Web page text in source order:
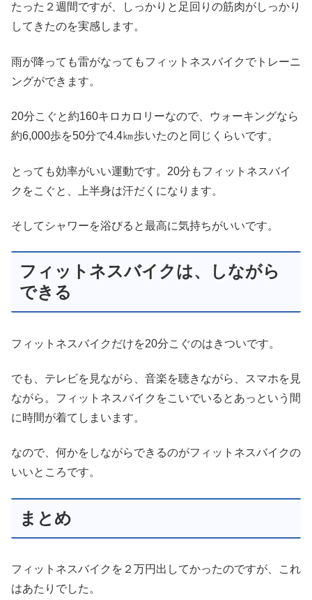
たった２週間ですが、しっかりと足回りの筋肉がしっかり
してきたのを実感します。
雨が降っても雷がなってもフィットネスバイクでトレーニ
ングができます。
20分こぐと約160キロカロリーなので、ウォーキングなら
約6,000歩を50分で4.4㎞歩いたのと同じくらいです。
とっても効率がいい運動です。20分もフィットネスバイ
クをこぐと、上半身は汗だくになります。
そしてシャワーを浴びると最高に気持ちがいいです。
フィットネスバイクは、しながら
できる
フィットネスバイクだけを20分こぐのはきついです。
でも、テレビを見ながら、音楽を聴きながら、スマホを見
ながら。フィットネスバイクをこいでいるとあっという間
に時間が着てしまいます。
なので、何かをしながらできるのがフィットネスバイクの
いいところです。
まとめ
フィットネスバイクを２万円出してかったのですが、これ
はあたりでした。